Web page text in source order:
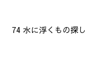
74 水に浮くもの探し